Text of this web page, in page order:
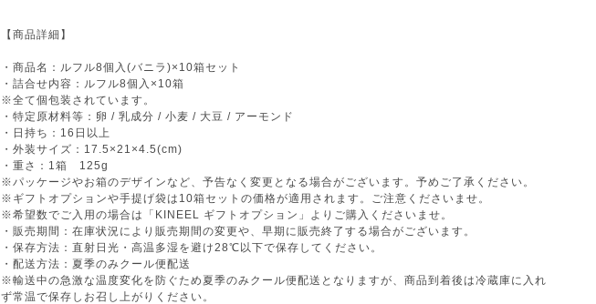
【商品詳細】
・商品名：ルフル8個入(バニラ)×10箱セット
・詰合せ内容：ルフル8個入×10箱
※全て個包装されています。
・特定原材料等：卵 / 乳成分 / 小麦 / 大豆 / アーモンド
・日持ち：16日以上
・外装サイズ：17.5×21×4.5(cm)
・重さ：1箱 125g
※パッケージやお箱のデザインなど、予告なく変更となる場合がございます。予めご了承ください。
※ギフトオプションや手提げ袋は10箱セットの価格が適用されます。ご注意くださいませ。
※希望数でご入用の場合は「KINEEL ギフトオプション」よりご購入くださいませ。
・販売期間：在庫状況により販売期間の変更や、早期に販売終了する場合がございます。
・保存方法：直射日光・高温多湿を避け28℃以下で保存してください。
・配送方法：夏季のみクール便配送
※輸送中の急激な温度変化を防ぐため夏季のみクール便配送となりますが、商品到着後は冷蔵庫に入れ
ず常温で保存しお召し上がりください。